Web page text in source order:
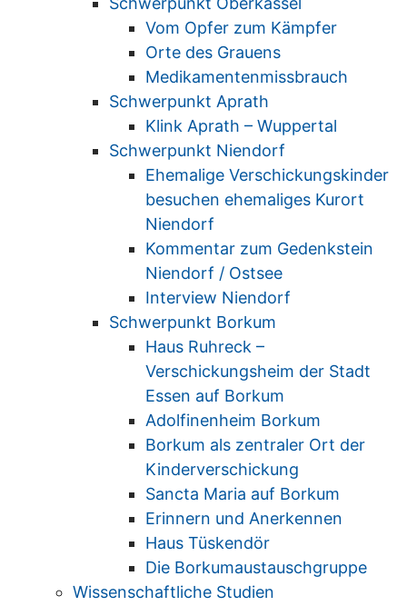
Vom Opfer zum Kämpfer
Orte des Grauens
Medikamentenmissbrauch
Schwerpunkt Aprath
Klink Aprath – Wuppertal
Schwerpunkt Niendorf
Ehemalige Verschickungskinder
besuchen ehemaliges Kurort
Niendorf
Kommentar zum Gedenkstein
Niendorf / Ostsee
Interview Niendorf
Schwerpunkt Borkum
Haus Ruhreck –
Verschickungsheim der Stadt
Essen auf Borkum
Adolfinenheim Borkum
Borkum als zentraler Ort der
Kinderverschickung
Sancta Maria auf Borkum
Erinnern und Anerkennen
Haus Tüskendör
Die Borkumaustauschgruppe
Wissenschaftliche Studien